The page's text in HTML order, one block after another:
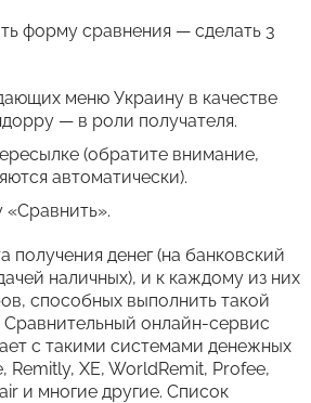
форму сравнения — сделать 3
меню Украину в качестве
— в роли получателя.
(обратите внимание,
автоматически).
«Сравнить».
получения денег (на банковский
наличных), и к каждому из них
способных выполнить такой
онлайн-сервис
с такими системами денежных
Remitly, XE, WorldRemit, Profee,
и многие другие. Список